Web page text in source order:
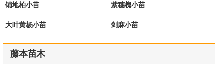
铺地柏小苗 紫穗槐小苗
大叶黄杨小苗 剑麻小苗
藤本苗木